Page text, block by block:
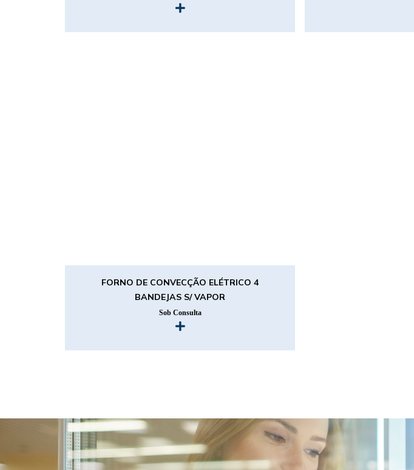
FORNO DE CONVECÇÃO ELÉTRICO 4
BANDEJAS S/ VAPOR
Sob Consulta